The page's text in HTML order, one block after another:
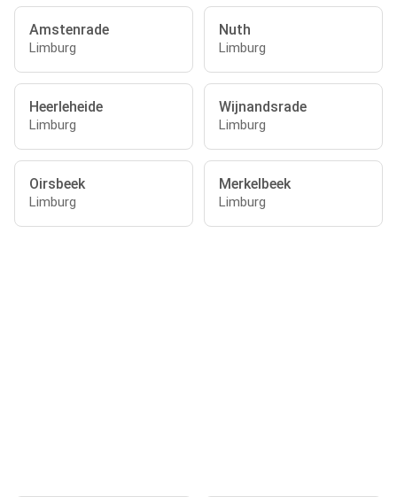
Amstenrade
Limburg
Nuth
Limburg
Heerleheide
Limburg
Wijnandsrade
Limburg
Oirsbeek
Limburg
Merkelbeek
Limburg